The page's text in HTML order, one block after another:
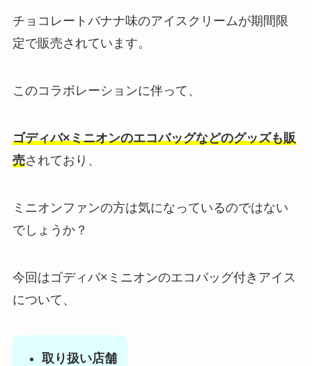
チョコレートバナナ味のアイスクリームが期間限
定で販売されています。
このコラボレーションに伴って、
ゴディバ×ミニオンのエコバッグなどのグッズも販
売されており、
ミニオンファンの方は気になっているのではない
でしょうか？
今回はゴディバ×ミニオンのエコバッグ付きアイス
について、
取り扱い店舗